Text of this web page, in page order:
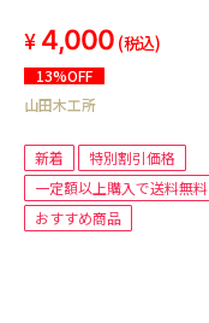
4,000 (税込)
13%OFF
山田木工所
新着
特別割引価格
一定額以上購入で送料無料
おすすめ商品